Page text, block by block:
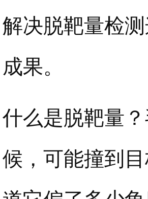
解决脱靶量检
成果。
什么是脱靶量
候，可能撞到